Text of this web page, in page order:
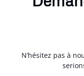
N’hésitez pas à